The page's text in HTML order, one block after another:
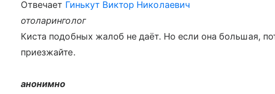
Отвечает Гинькут Виктор Николаевич
отоларинголог
Киста подобных жалоб не даёт. Но если она большая,
приезжайте.
анонимно